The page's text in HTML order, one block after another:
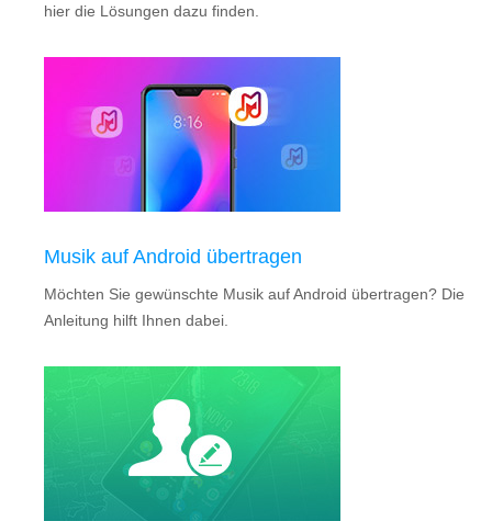
hier die Lösungen dazu finden.
Musik auf Android übertragen
Möchten Sie gewünschte Musik auf Android übertragen? Die
Anleitung hilft Ihnen dabei.